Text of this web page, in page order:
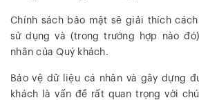
Chính sách bảo mật sẽ giải thích
sử dụng và (trong trường hợp nào
nhân của Quý khách.
Bảo vệ dữ liệu cá nhân và gây dựng
khách là vấn đề rất quan trọng với